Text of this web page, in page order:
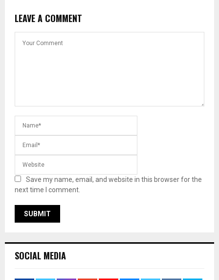
LEAVE A COMMENT
Save my name, email, and website in this browser for the
next time I comment.
SOCIAL MEDIA